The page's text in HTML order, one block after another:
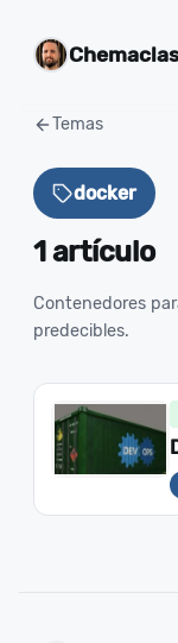
Temas
docker
1 artículo
Contenedores
predecibles.